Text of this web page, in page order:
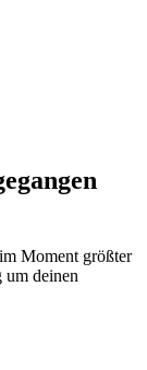
Moment größter
um deinen